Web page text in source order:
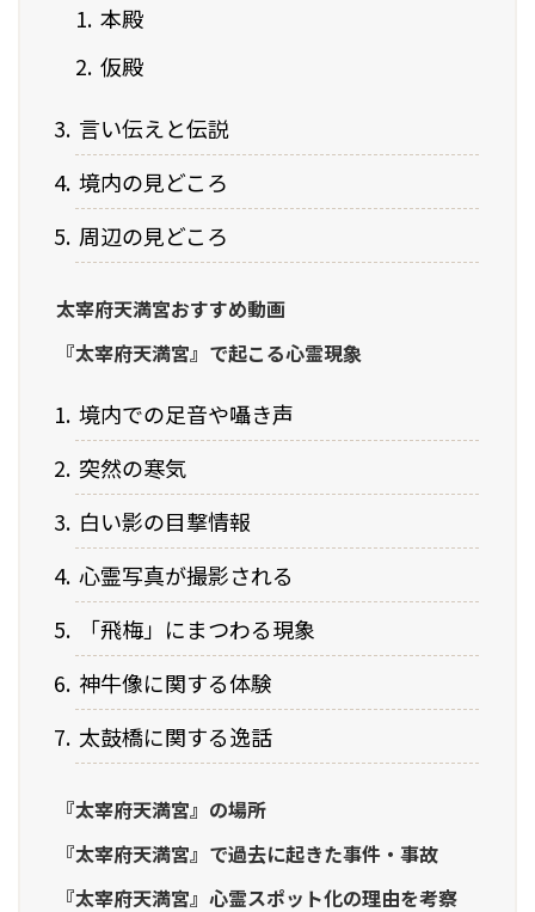
本殿
仮殿
言い伝えと伝説
境内の見どころ
周辺の見どころ
太宰府天満宮おすすめ動画
『太宰府天満宮』で起こる心霊現象
境内での足音や囁き声
突然の寒気
白い影の目撃情報
心霊写真が撮影される
「飛梅」にまつわる現象
神牛像に関する体験
太鼓橋に関する逸話
『太宰府天満宮』の場所
『太宰府天満宮』で過去に起きた事件・事故
『太宰府天満宮』心霊スポット化の理由を考察